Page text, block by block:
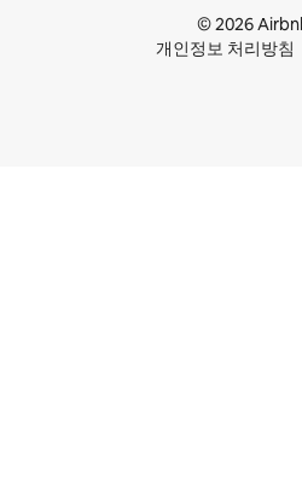
© 2026
개인정보 처리방침